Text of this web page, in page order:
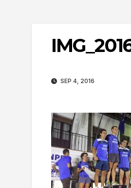
SEP 4, 2016